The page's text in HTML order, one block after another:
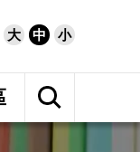
大 中 小
展
開
網
站
尋